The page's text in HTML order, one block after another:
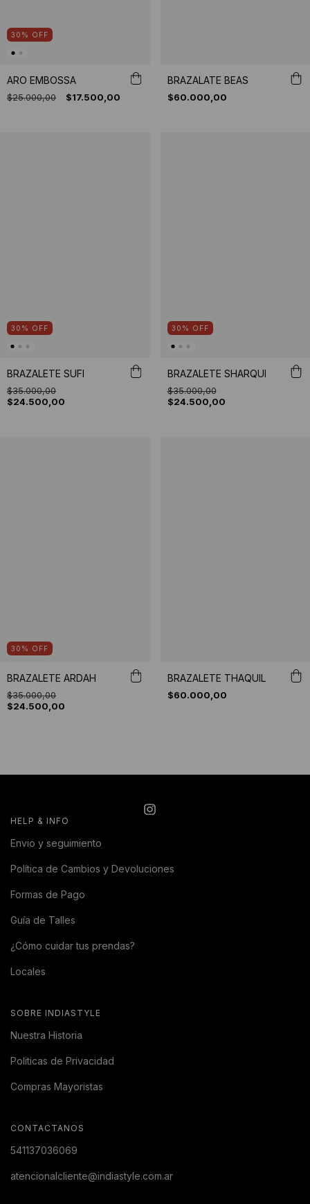
30 % OFF
ARO EMBOSSA
$25.000,00 $17.500,00
BRAZALATE BEAS
$60.000,00
30 % OFF
BRAZALETE SUFI
$35.000,00
$24.500,00
30 % OFF
BRAZALETE SHARQUI
$35.000,00
$24.500,00
30 % OFF
BRAZALETE ARDAH
$35.000,00
$24.500,00
BRAZALETE THAQUIL
$60.000,00
HELP & INFO
Envio y seguimiento
Política de Cambios y Devoluciones
Formas de Pago
Guía de Talles
¿Cómo cuidar tus prendas?
Locales
SOBRE INDIASTYLE
Nuestra Historia
Politicas de Privacidad
Compras Mayoristas
CONTACTANOS
541137036069
atencionalcliente@indiastyle.com.ar